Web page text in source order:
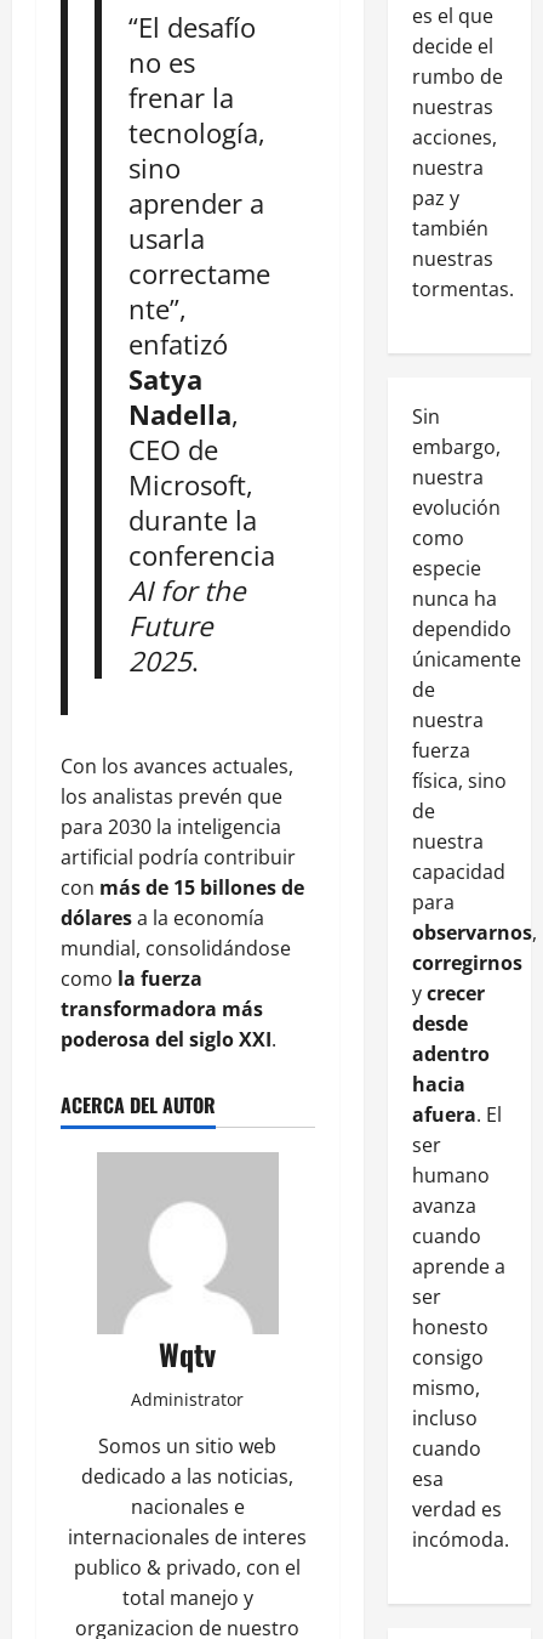
“El desafío
no es
frenar la
tecnología,
sino
aprender a
usarla
correctame
nte”,
enfatizó
Satya
Nadella,
CEO de
Microsoft,
durante la
conferencia
AI for the
Future
2025.
Con los avances actuales,
los analistas prevén que
para 2030 la inteligencia
artificial podría contribuir
con más de 15 billones de
dólaresa la economía
mundial, consolidándose
como la fuerza
transformadora más
poderosa del siglo XXI.
ACERCA DEL AUTOR
Wqtv
Administrator
Somos un sitio web
dedicado a las noticias,
nacionales e
internacionales de interes
publico & privado, con el
total manejo y
organizacion de nuestro
es el que
decide el
rumbo de
nuestras
acciones,
nuestra
paz y
también
nuestras
tormentas.
Sin
embargo,
nuestra
evolución
como
especie
nunca ha
dependido
únicamente
de
nuestra
fuerza
física, sino
de
nuestra
capacidad
para
observarnos,
corregirnos
ycrecer
desde
adentro
hacia
afuera. El
ser
humano
avanza
cuando
aprende a
ser
honesto
consigo
mismo,
incluso
cuando
esa
verdad es
incómoda.